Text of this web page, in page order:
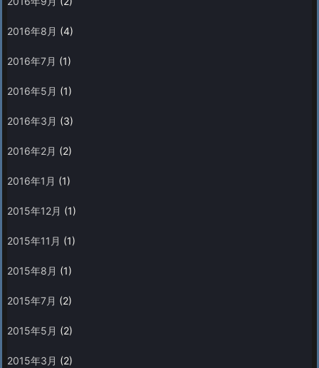
2016年8月 (4)
2016年7月 (1)
2016年5月 (1)
2016年3月 (3)
2016年2月 (2)
2016年1月 (1)
2015年12月 (1)
2015年11月 (1)
2015年8月 (1)
2015年7月 (2)
2015年5月 (2)
2015年3月 (2)